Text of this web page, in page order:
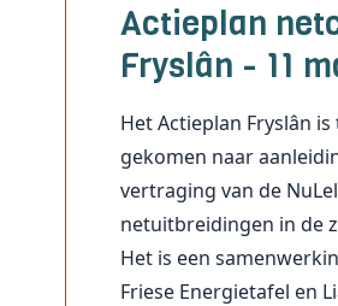
Actieplan
Fryslân - 11
Het Actieplan Fryslân
gekomen naar
vertraging van de
netuitbreidingen in de
Het is een
Friese Energietafel en